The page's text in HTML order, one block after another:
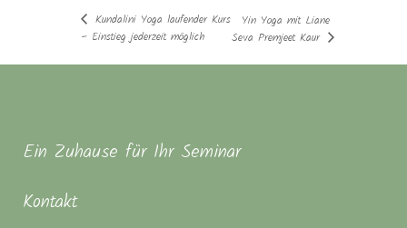
Kundalini Yoga laufender Kurs
– Einstieg jederzeit möglich
Yin Yoga mit Liane
Seva Premjeet Kaur
Ein Zuhause für Ihr Seminar
Kontakt